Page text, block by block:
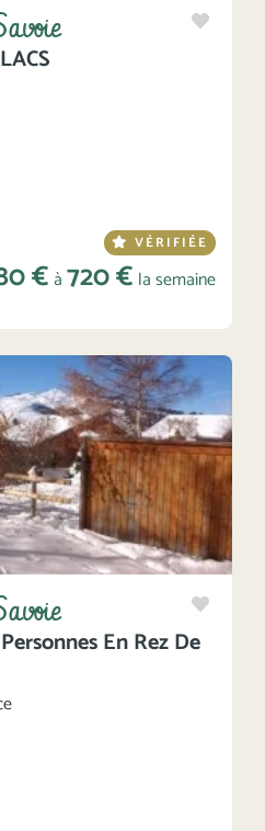
VÉRIFIÉE
€à720 € la semaine
En Rez De